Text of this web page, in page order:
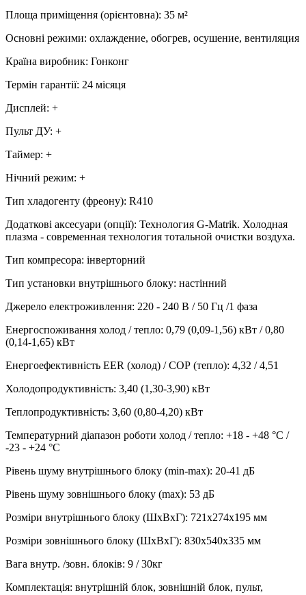
Площа приміщення (орієнтовна): 35 м²
Основні режими: охлаждение, обогрев, осушение, вентиляция
Країна виробник: Гонконг
Термін гарантії: 24 місяця
Дисплей: +
Пульт ДУ: +
Таймер: +
Нічний режим: +
Тип хладогенту (фреону): R410
Додаткові аксесуари (опції): Технология G-Matrik. Холодная
плазма - современная технология тотальной очистки воздуха.
Тип компресора: інверторний
Тип установки внутрішнього блоку: настінний
Джерело електроживлення: 220 - 240 В / 50 Гц /1 фаза
Енергоспоживання холод / тепло: 0,79 (0,09-1,56) кВт / 0,80
(0,14-1,65) кВт
Енергоефективність EER (холод) / СОР (тепло): 4,32 / 4,51
Холодопродуктивність: 3,40 (1,30-3,90) кВт
Теплопродуктивність: 3,60 (0,80-4,20) кВт
Температурний діапазон роботи холод / тепло: +18 - +48 °С /
-23 - +24 °С
Рівень шуму внутрішнього блоку (min-max): 20-41 дБ
Рівень шуму зовнішнього блоку (max): 53 дБ
Розміри внутрішнього блоку (ШхВхГ): 721х274х195 мм
Розміри зовнішнього блоку (ШхВхГ): 830х540х335 мм
Вага внутр. /зовн. блоків: 9 / 30кг
Комплектація: внутрішній блок, зовнішній блок, пульт,